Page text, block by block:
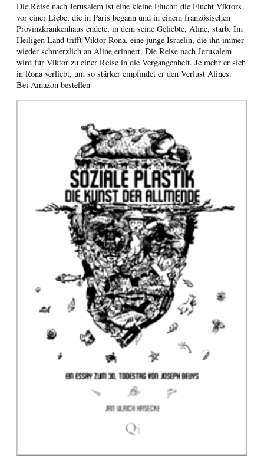
Die Reise nach Jerusalem ist eine kleine Flucht; die Flucht Viktors
vor einer Liebe, die in Paris begann und in einem französischen
Provinzkrankenhaus endete, in dem seine Geliebte, Aline, starb. Im
Heiligen Land trifft Viktor Rona, eine junge Israelin, die ihn immer
wieder schmerzlich an Aline erinnert. Die Reise nach Jerusalem
wird für Viktor zu einer Reise in die Vergangenheit. Je mehr er sich
in Rona verliebt, um so stärker empfindet er den Verlust Alines.
Bei Amazon bestellen